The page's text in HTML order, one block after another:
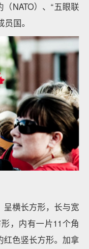
NATO）、“五眼联
国。
呈横长方形，长与宽
，内有一片11个角
红色竖长方形。加拿